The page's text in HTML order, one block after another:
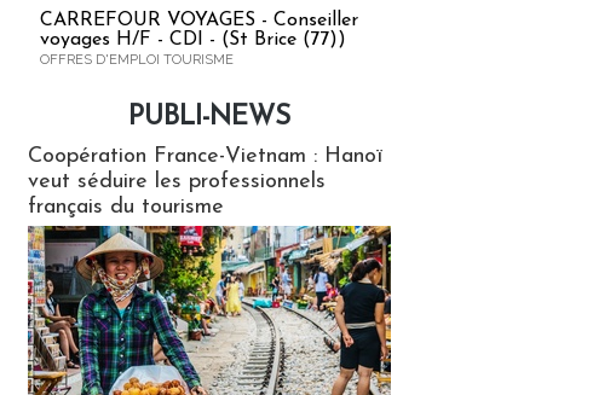
CARREFOUR VOYAGES - Conseiller
voyages H/F - CDI - (St Brice (77))
OFFRES D'EMPLOI TOURISME
PUBLI-NEWS
Coopération France-Vietnam : Hanoï
veut séduire les professionnels
français du tourisme